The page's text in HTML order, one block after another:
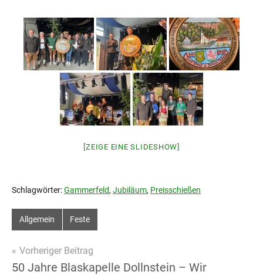
[ZEIGE EINE SLIDESHOW]
Schlagwörter:Gammerfeld, Jubiläum, Preisschießen
Allgemein Feste
Beitragsnavigation
Vorheriger Beitrag
50 Jahre Blaskapelle Dollnstein – Wir